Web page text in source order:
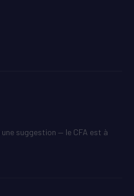
suggestion — le CFA est à